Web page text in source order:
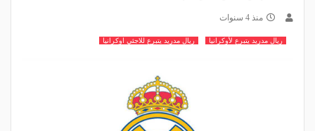
منذ 4 سنوات
ريال مدريد يتبرع لأوكرانيا ريال مدريد يتبرع للاجئي اوكرانيا